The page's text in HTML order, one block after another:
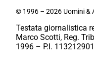
© 1996 – 2026 Uomini &
Testata giornalistica
Marco Scotti, Reg.
1996 – P.I.